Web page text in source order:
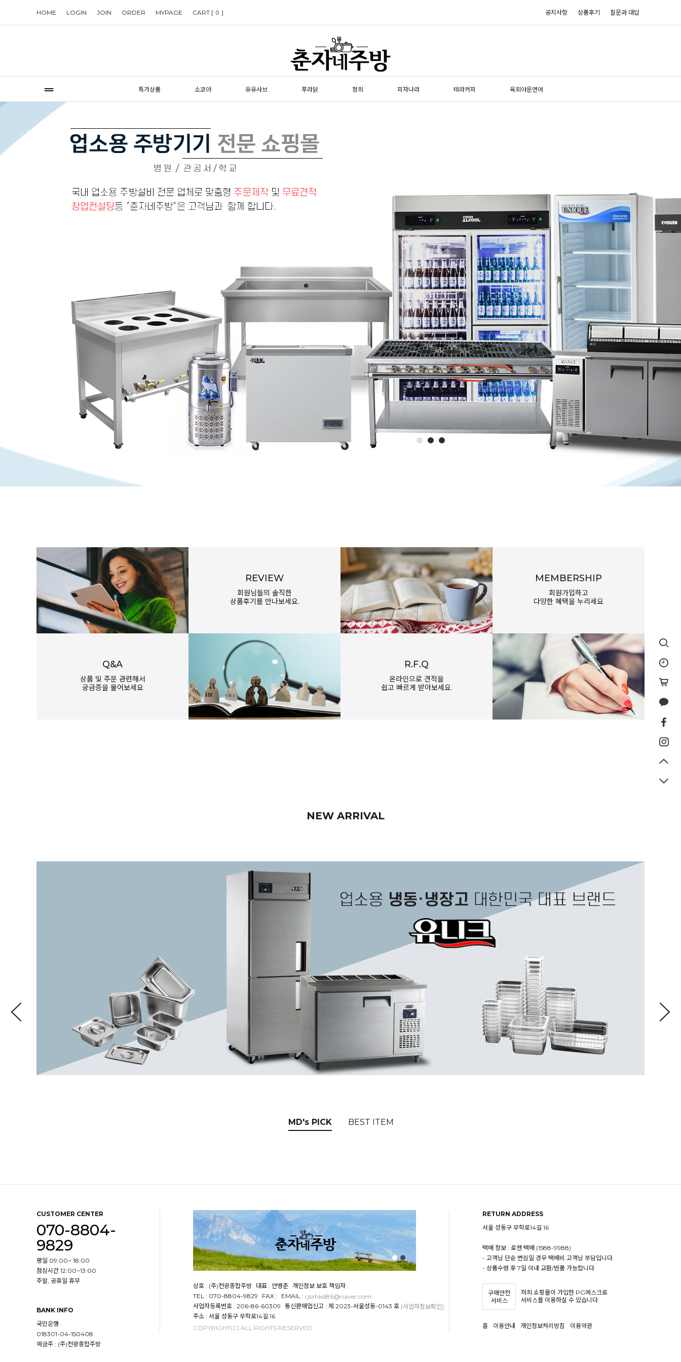
HOME LOGIN JOIN ORDER MYPAGE CART [ 0 ] 공지사항 상품후기 질문과 대답
특가상품 소코아 유유샤브 푸라닭 정희 피자나라 테라커피 육회야문연어
REVIEW
회원님들의 솔직한
상품후기를 만나보세요.
MEMBERSHIP
회원가입하고
다양한 혜택을 누리세요
Q&A
상품 및 주문 관련해서
궁금증을 물어보세요
R.F.Q
온라인으로 견적을
쉽고 빠르게 받아보세요.
NEW ARRIVAL
MD's PICK BEST ITEM
CUSTOMER CENTER
070-8804-
9829
평일 09:00~ 18:00
점심시간 12:00~13:00
주말, 공휴일 휴무
BANK INFO
국민은행
018301-04-150408
예금주 : (주)천광종합주방
상호 : (주)천광종합주방 대표 : 안병춘 개인정보 보호 책임자 :
TEL : 070-8804-9829
FAX : EMAIL : cjsrhkd86@naver.com
사업자등록번호 : 206-86-60309 통신판매업신고 : 제 2023-서울성동-0143 호 [사업자정보확인]
주소 : 서울 성동구 무학로14길 16
COPYRIGHT(C) ALL RIGHTS RESERVED.
RETURN ADDRESS
서울 성동구 무학로14길 16
택배 정보 : 로젠 택배 (1588-9988)
- 고객님 단순 변심일 경우 택배비 고객님 부담입니다.
- 상품수령 후 7일 이내 교환/반품 가능합니다.
구매안전
서비스
저희 쇼핑몰이 가입한 PG에스크로
서비스를 이용하실 수 있습니다.
홈 이용안내 개인정보처리방침 이용약관